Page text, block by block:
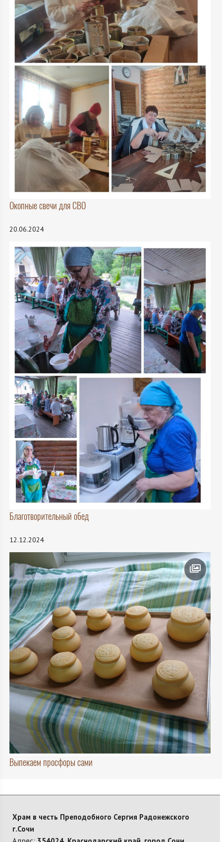
Окопные свечи для СВО
20.06.2024
Благотворительный обед
12.12.2024
Выпекаем просфоры сами
Храм в честь Преподобного Сергия Радонежского
г.Сочи